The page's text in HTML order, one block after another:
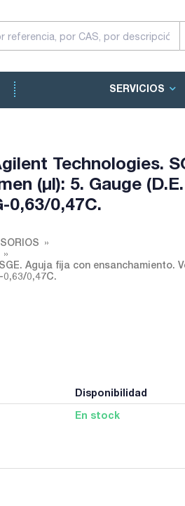
SERVICIOS
Technologies.
(µl): 5. Gauge
0,63/0,47C.
Aguja fija con ensanchamiento.
0,63/0,47C.
Disponibilidad
En stock